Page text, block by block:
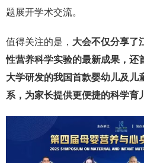
题展开学术交流。
值得关注的是， 大会不仅分享了
性营养科学实验的最新成果，还
大学研发的我国首款婴幼儿及儿
系，为家长提供更便捷的科学育